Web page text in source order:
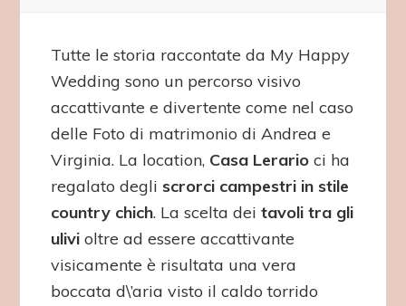
Tutte le storia raccontate da My Happy
Wedding sono un percorso visivo
accattivante e divertente come nel caso
delle Foto di matrimonio di Andrea e
Virginia. La location, Casa Lerario ci ha
regalato degliscrorci campestri in stile
country chich. La scelta deitavoli tra gli
ulivi oltre ad essere accattivante
visicamente è risultata una vera
boccata d\’aria visto il caldo torrido